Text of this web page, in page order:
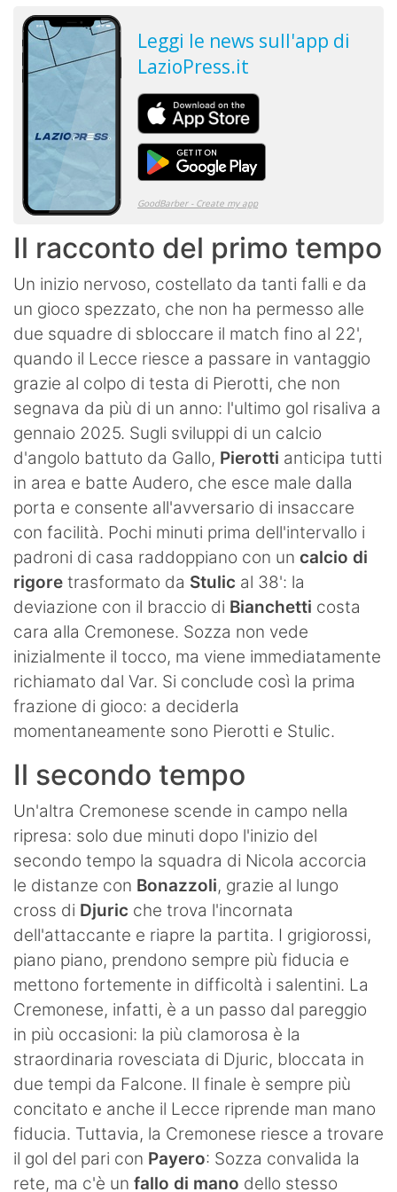
Il racconto del primo tempo
Un inizio nervoso, costellato da tanti falli e da
un gioco spezzato, che non ha permesso alle
due squadre di sbloccare il match fino al 22',
quando il Lecce riesce a passare in vantaggio
grazie al colpo di testa di Pierotti, che non
segnava da più di un anno: l'ultimo gol risaliva a
gennaio 2025. Sugli sviluppi di un calcio
d'angolo battuto da Gallo, Pierotti anticipa tutti
in area e batte Audero, che esce male dalla
porta e consente all'avversario di insaccare
con facilità. Pochi minuti prima dell'intervallo i
padroni di casa raddoppiano con un calcio di
rigore trasformato da Stulic al 38': la
deviazione con il braccio di Bianchetti costa
cara alla Cremonese. Sozza non vede
inizialmente il tocco, ma viene immediatamente
richiamato dal Var. Si conclude così la prima
frazione di gioco: a deciderla
momentaneamente sono Pierotti e Stulic.
Il secondo tempo
Un'altra Cremonese scende in campo nella
ripresa: solo due minuti dopo l'inizio del
secondo tempo la squadra di Nicola accorcia
le distanze con Bonazzoli, grazie al lungo
cross di Djuric che trova l'incornata
dell'attaccante e riapre la partita. I grigiorossi,
piano piano, prendono sempre più fiducia e
mettono fortemente in difficoltà i salentini. La
Cremonese, infatti, è a un passo dal pareggio
in più occasioni: la più clamorosa è la
straordinaria rovesciata di Djuric, bloccata in
due tempi da Falcone. Il finale è sempre più
concitato e anche il Lecce riprende man mano
fiducia. Tuttavia, la Cremonese riesce a trovare
il gol del pari con Payero: Sozza convalida la
rete, ma c'è un fallo di mano dello stesso